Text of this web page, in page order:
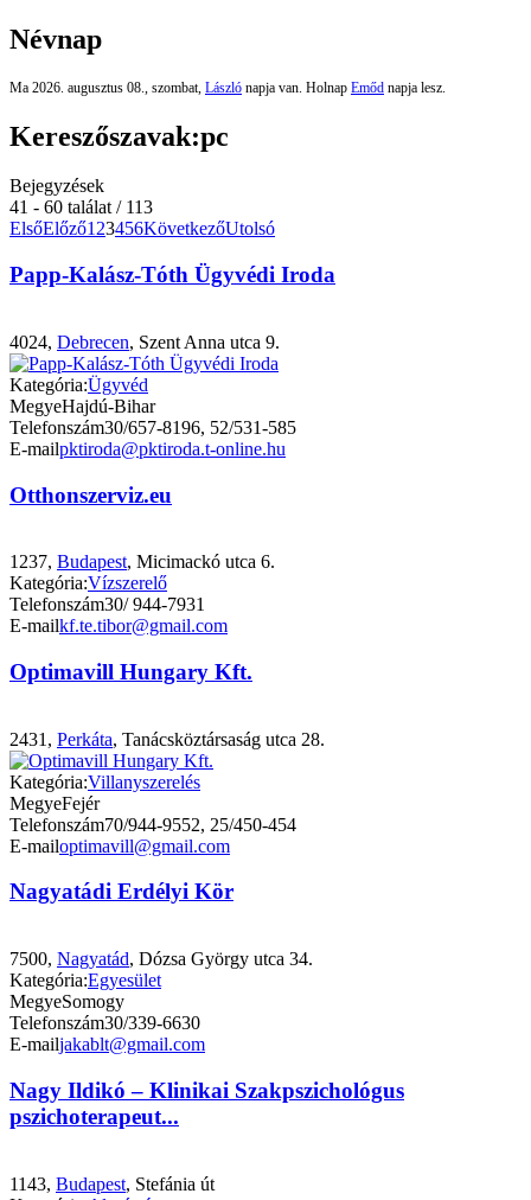
Névnap
Ma 2026. augusztus 08., szombat, László napja van. Holnap Emőd napja lesz.
Kereszőszavak:pc
Bejegyzések
41 - 60 találat / 113
ElsőElőző123456KövetkezőUtolsó
Papp-Kalász-Tóth Ügyvédi Iroda
4024, Debrecen, Szent Anna utca 9.
Kategória:Ügyvéd
MegyeHajdú-Bihar
Telefonszám30/657-8196, 52/531-585
E-mailpktiroda@pktiroda.t-online.hu
Otthonszerviz.eu
1237, Budapest, Micimackó utca 6.
Kategória:Vízszerelő
Telefonszám30/ 944-7931
E-mailkf.te.tibor@gmail.com
Optimavill Hungary Kft.
2431, Perkáta, Tanácsköztársaság utca 28.
Kategória:Villanyszerelés
MegyeFejér
Telefonszám70/944-9552, 25/450-454
E-mailoptimavill@gmail.com
Nagyatádi Erdélyi Kör
7500, Nagyatád, Dózsa György utca 34.
Kategória:Egyesület
MegyeSomogy
Telefonszám30/339-6630
E-mailjakablt@gmail.com
Nagy Ildikó – Klinikai Szakpszichológus
pszichoterapeut...
1143, Budapest, Stefánia út